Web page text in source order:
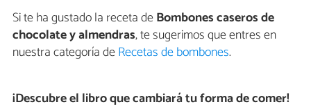
Si te ha gustado la receta deBombones caseros de
chocolate y almendras, te sugerimos que entres en
nuestra categoría deRecetas de bombones.
¡Descubre el libro que cambiará tu forma de comer!